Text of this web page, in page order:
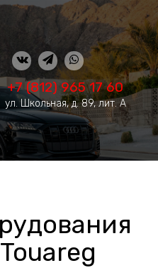
+7 (812) 965 17 60
ул. Школьная, д. 89, лит. А